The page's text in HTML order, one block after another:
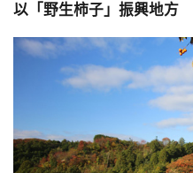
以「野生柿子」振興地方